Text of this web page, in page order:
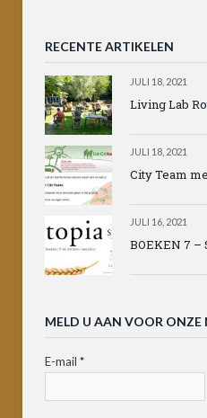
RECENTE ARTIKELEN
JULI 18, 2021
Living Lab
JULI 18, 2021
City Team
JULI 16, 2021
BOEKEN 7 –
MELD U AAN VOOR ONZE
E-mail *